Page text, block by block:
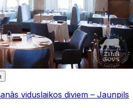
viduslaikos diviem – Jaunpils